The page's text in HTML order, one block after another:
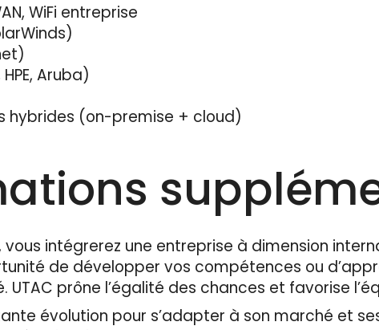
WiFi entreprise
Aruba)
hybrides (on-premise + cloud)
vous intégrerez une entreprise à dimension
de développer vos compétences ou
UTAC prône l’égalité des chances et favorise
évolution pour s’adapter à son marché et